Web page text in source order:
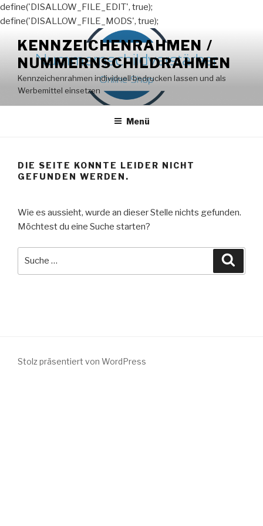
define('DISALLOW_FILE_EDIT', true);
define('DISALLOW_FILE_MODS', true);
Inhalt
springen
KENNZEICHENRAHMEN /
NUMMERNSCHILDRAHMEN
Kennzeichenrahmen individuell bedrucken lassen und als
Werbemittel einsetzen
Menü
DIE SEITE KONNTE LEIDER NICHT
GEFUNDEN WERDEN.
Wie es aussieht, wurde an dieser Stelle nichts gefunden.
Möchtest du eine Suche starten?
Stolz präsentiert von WordPress